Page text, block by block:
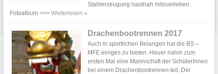
Stahlerzeugung hautnah mitzuerleben.
Fotoalbum >>>Weiterlesen »
Drachenbootrennen 2017
Auch in sportlichen Belangen hat die BS –
MFE einiges zu bieten. Heuer nahm zum
ersten Mal eine Mannschaft der SchülerInnen
bei einem Drachenbootrennen teil. Der